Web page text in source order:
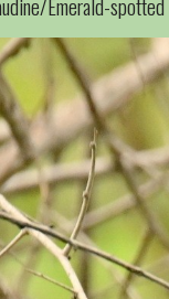
Emerald-